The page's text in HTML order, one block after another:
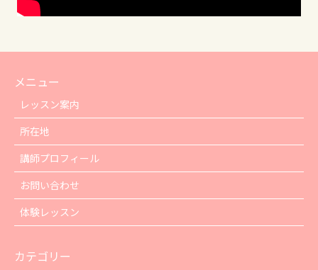
メニュー
レッスン案内
所在地
講師プロフィール
お問い合わせ
体験レッスン
カテゴリー